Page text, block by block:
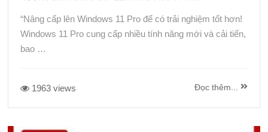
“Nâng cấp lên Windows 11 Pro để có trải nghiệm tốt hơn!
Windows 11 Pro cung cấp nhiều tính năng mới và cải tiến,
bao …
1963 views Đọc thêm...